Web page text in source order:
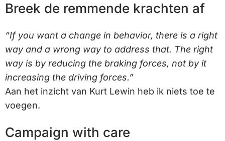
Breek de remmende krachten af
“If you want a change in behavior, there is a right
way and a wrong way to address that. The right
way is by reducing the braking forces, not by it
increasing the driving forces.”
Aan het inzicht van Kurt Lewin heb ik niets toe te
voegen.
Campaign with care